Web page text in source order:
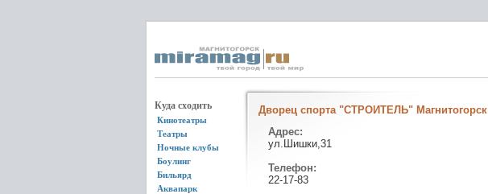
Куда сходить
Кинотеатры
Театры
Ночные клубы
Боулинг
Бильярд
Аквапарк
Дворец спорта "СТРОИТЕЛЬ" Магнитогорск
Адрес:
ул.Шишки,31
Телефон:
22-17-83